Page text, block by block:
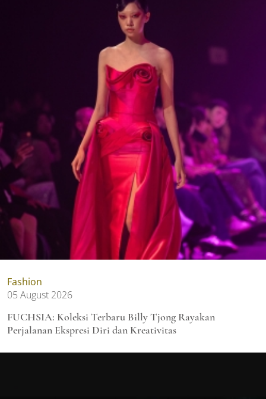
Fashion
05 August 2026
FUCHSIA: Koleksi Terbaru Billy Tjong Rayakan
Perjalanan Ekspresi Diri dan Kreativitas